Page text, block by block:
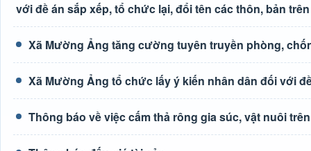
với đề án sắp xếp, tổ chức lại, đổi tên các thôn, bản
Xã Mường Ảng tăng cường tuyên truyền phòng,
Xã Mường Ảng tổ chức lấy ý kiến nhân dân đối với
Thông báo về việc cấm thả rông gia súc, vật nuôi